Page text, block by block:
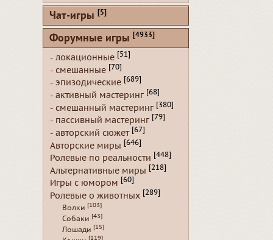
Чат-игры [5]
Форумные игры [4933]
- локационные [51]
- смешанные [70]
- эпизодические [689]
- активный мастеринг [68]
- смешанный мастеринг [380]
- пассивный мастеринг [79]
- авторский сюжет [67]
Авторские миры [646]
Ролевые по реальности [448]
Альтернативные миры [218]
Игры с юмором [60]
Ролевые о животных [289]
Волки [103]
Собаки [43]
Лошади [15]
[119]